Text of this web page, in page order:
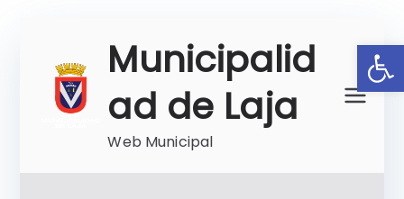
contenido
Municipalid
ad de Laja
Web Municipal